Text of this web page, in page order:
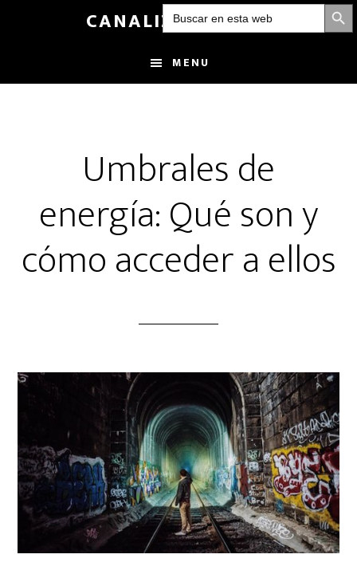
Buscar:
content
CANALIZANDOLUZ
MENU
Umbrales de
energía: Qué son y
cómo acceder a ellos